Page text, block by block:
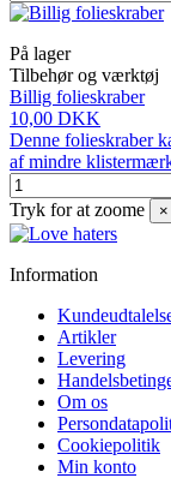
På lager
Tilbehør og værktøj
Billig folieskraber
10,00 DKK
Denne folieskraber
af mindre
Tryk for at zoome ×
Information
Artikler
Levering
Om os
Cookiepolitik
Min konto